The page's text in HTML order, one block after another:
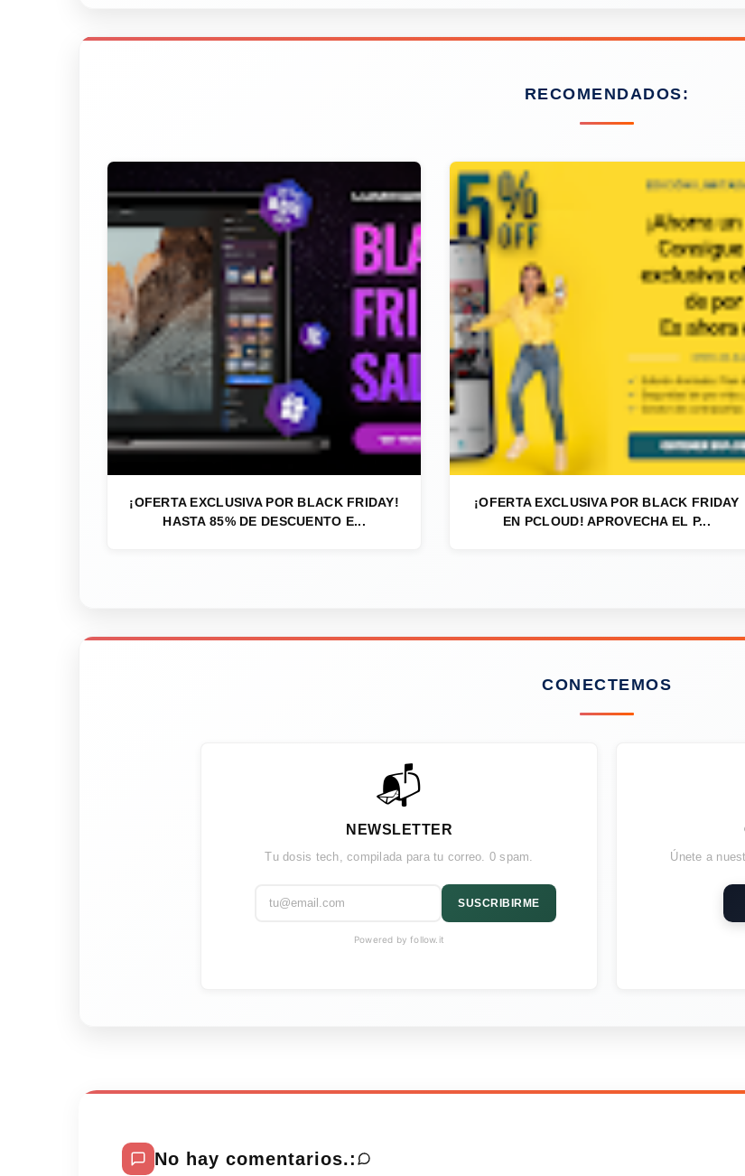
RECOMENDADOS:
¡OFERTA EXCLUSIVA POR BLACK FRIDAY!
HASTA 85% DE DESCUENTO E...
¡OFERTA EXCLUSIVA POR BLACK FRIDAY
EN PCLOUD! APROVECHA EL P...
CONECTEMOS
📬
NEWSLETTER
Tu dosis tech, compilada para tu correo. 0 spam.
SUSCRIBIRME
Powered by follow.it
Únete a
No hay comentarios.: